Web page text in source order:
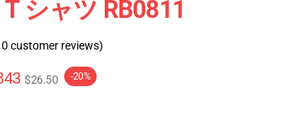
シャツ RB0811
customer reviews)
$26.50 -20%